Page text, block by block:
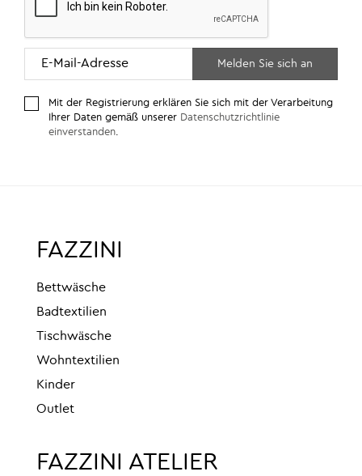
Mit der Registrierung erklären Sie sich mit der Verarbeitung
Ihrer Daten gemäß unserer Datenschutzrichtlinie
einverstanden.
FAZZINI
Bettwäsche
Badtextilien
Tischwäsche
Wohntextilien
Kinder
Outlet
FAZZINI ATELIER